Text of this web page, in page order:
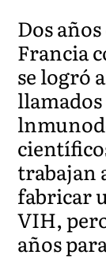
Dos
Francia
se logró
trabajan
fabricar
VIH,
años